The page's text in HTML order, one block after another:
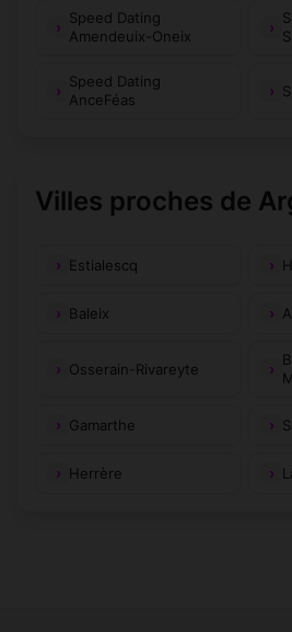
Speed Dating
Amendeuix-Oneix
Speed Dating
AnceFéas
Villes proches de
Estialescq
Baleix
Osserain-Rivareyte
Gamarthe
Herrère